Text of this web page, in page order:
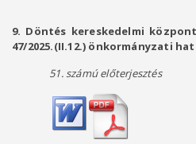
9. Döntés kereskedelmi
47/2025.(II.12.) önkormányzati
51. számú előterjesztés